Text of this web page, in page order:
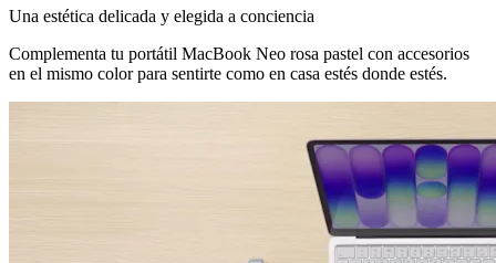
Una estética delicada y elegida a conciencia
Complementa tu portátil MacBook Neo rosa pastel con accesorios
en el mismo color para sentirte como en casa estés donde estés.